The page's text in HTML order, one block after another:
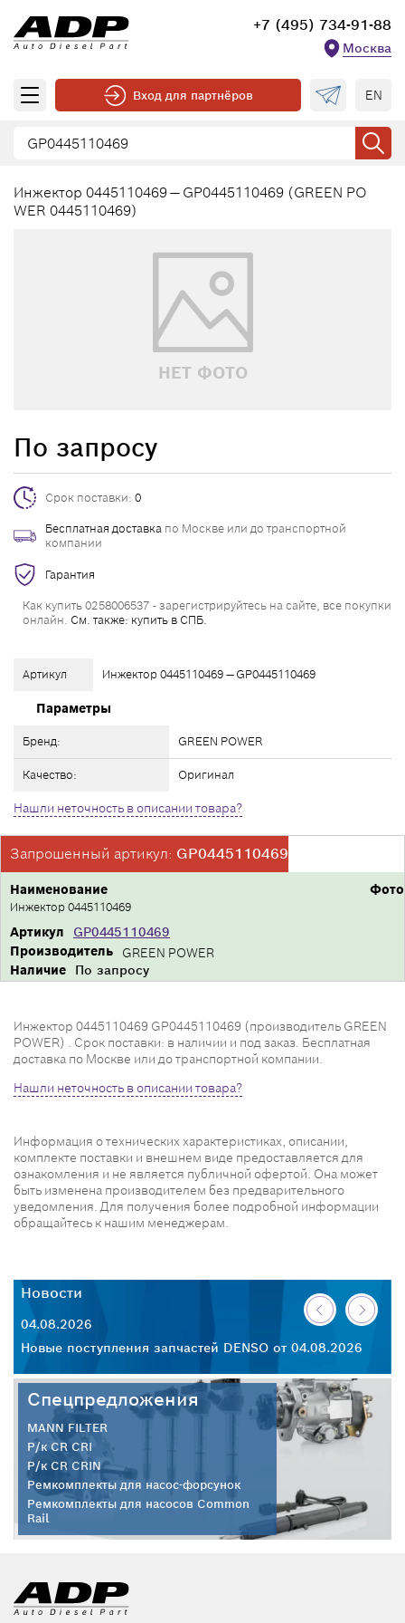
+7 (495) 734-91-88
Москва
Вход для партнёров EN
Инжектор 0445110469 — GP0445110469 (GREEN PO
WER 0445110469)
НЕТ ФОТО
Артикул Инжектор 0445110469 — GP0445110469
Параметры
Бренд: GREEN POWER
Качество: Оригинал
Нашли неточность в описании товара?
По запросу
Срок поставки: 0
Бесплатная доставка по Москве или до транспортной
компании
Гарантия
Как купить 0258006537 - зарегистрируйтесь на сайте, все покупки
онлайн. См. также: купить в СПБ.
Запрошенный артикул: GP0445110469
Фото
Производитель GREEN POWER
Артикул GP0445110469
Наименование
Инжектор 0445110469
Наличие По запросу
Инжектор 0445110469 GP0445110469 (производитель GREEN
POWER) . Срок поставки: в наличии и под заказ. Бесплатная
доставка по Москве или до транспортной компании.
Нашли неточность в описании товара?
Информация о технических характеристиках, описании,
комплекте поставки и внешнем виде предоставляется для
ознакомления и не является публичной офертой. Она может
быть изменена производителем без предварительного
уведомления. Для получения более подробной информации
обращайтесь к нашим менеджерам.
Новости
04.08.2026
Новые поступления запчастей DENSO от 04.08.2026
Спецпредложения
MANN FILTER
Р/к CR CRI
Р/к CR CRIN
Ремкомплекты для насос-форсунок
Ремкомплекты для насосов Common
Rail